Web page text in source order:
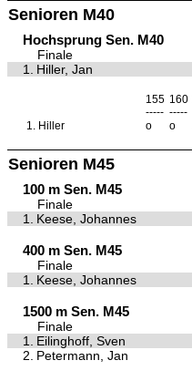
Senioren M40
Hochsprung Sen. M40
Finale
1.
Hiller, Jan
155 160
----- -----
1. Hiller o o
Senioren M45
100 m Sen. M45
Finale
1.
Keese, Johannes
400 m Sen. M45
Finale
1.
Keese, Johannes
1500 m Sen. M45
Finale
1.
Eilinghoff, Sven
2. Petermann, Jan